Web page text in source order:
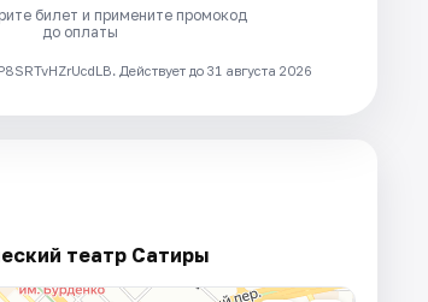
билет и примените промокод
до оплаты
Действует до 31 августа 2026
театр Сатиры